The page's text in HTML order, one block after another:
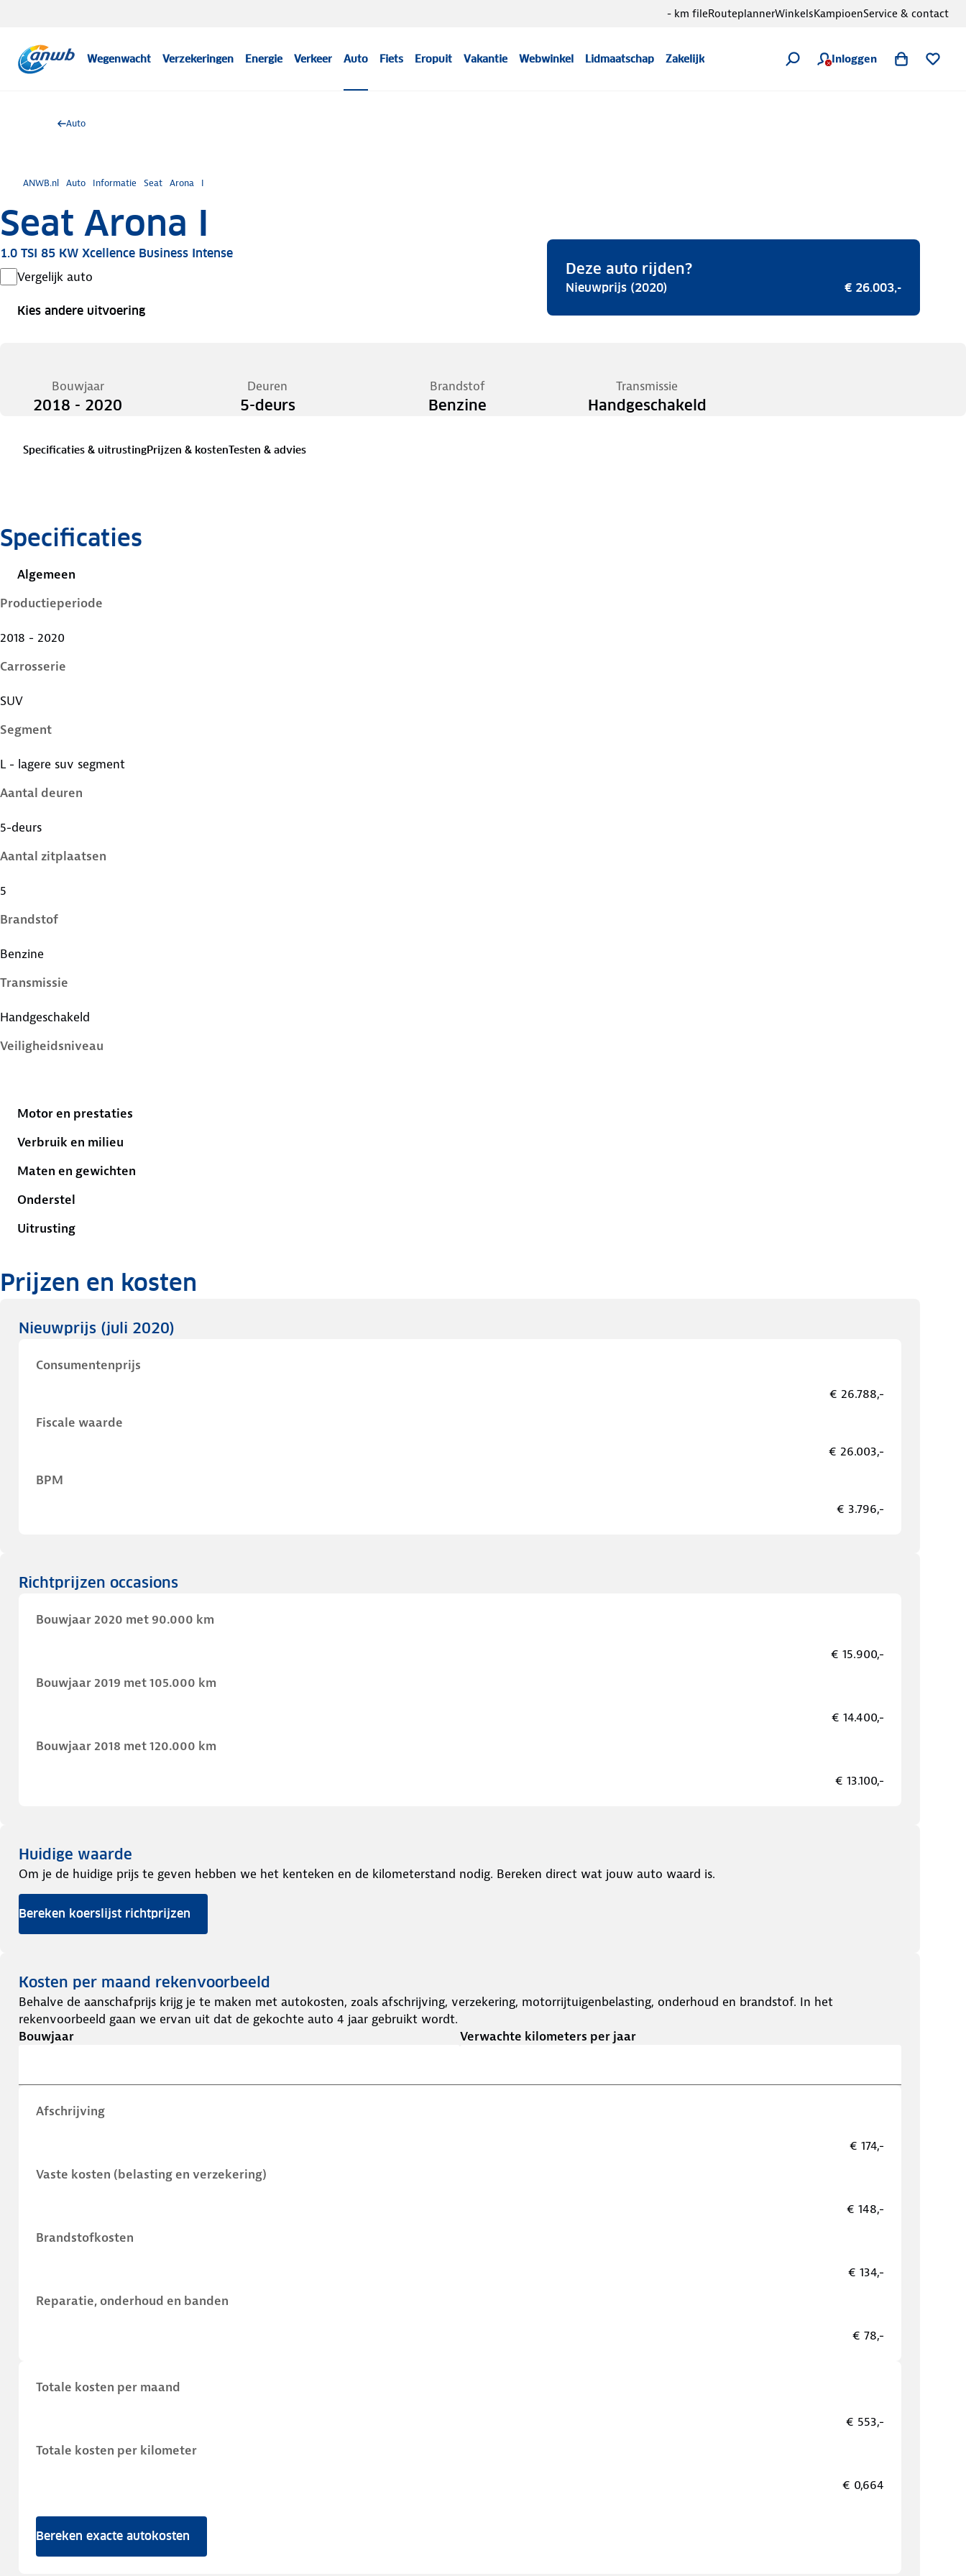
Wegenwacht Verzekeringen Energie Verkeer Auto Fiets Eropuit Vakantie Webwinkel Lidmaatschap Zakelijk Inloggen
- km fileRouteplannerWinkelsKampioenService & contact
Auto
ANWB.nl Auto Informatie Seat Arona I
Seat Arona I
1.0 TSI 85 KW Xcellence Business Intense
Vergelijk auto
Kies andere uitvoering
Deze auto rijden?
Nieuwprijs (2020) € 26.003,-
Bouwjaar
2018 - 2020
Deuren
5-deurs
Brandstof
Benzine
Transmissie
Handgeschakeld
Specificaties & uitrustingPrijzen & kostenTesten & advies
Specificaties
Algemeen
Productieperiode
2018 - 2020
Carrosserie
SUV
Segment
L - lagere suv segment
Aantal deuren
5-deurs
Aantal zitplaatsen
5
Brandstof
Benzine
Transmissie
Handgeschakeld
Veiligheidsniveau
Motor en prestaties
Verbruik en milieu
Maten en gewichten
Onderstel
Uitrusting
Prijzen en kosten
Nieuwprijs (juli 2020)
Consumentenprijs
€ 26.788,-
Fiscale waarde
€ 26.003,-
BPM
€ 3.796,-
Richtprijzen occasions
Bouwjaar 2020 met 90.000 km
€ 15.900,-
Bouwjaar 2019 met 105.000 km
€ 14.400,-
Bouwjaar 2018 met 120.000 km
€ 13.100,-
Huidige waarde
Om je de huidige prijs te geven hebben we het kenteken en de kilometerstand nodig. Bereken direct wat jouw auto waard is.
Bereken koerslijst richtprijzen
Kosten per maand rekenvoorbeeld
Behalve de aanschafprijs krijg je te maken met autokosten, zoals afschrijving, verzekering, motorrijtuigenbelasting, onderhoud en brandstof. In het
rekenvoorbeeld gaan we ervan uit dat de gekochte auto 4 jaar gebruikt wordt.
Bouwjaar
Verwachte kilometers per jaar
Afschrijving
€ 174,-
Vaste kosten (belasting en verzekering)
€ 148,-
Brandstofkosten
€ 134,-
Reparatie, onderhoud en banden
€ 78,-
Totale kosten per maand
€ 553,-
Totale kosten per kilometer
€ 0,664
Bereken exacte autokosten